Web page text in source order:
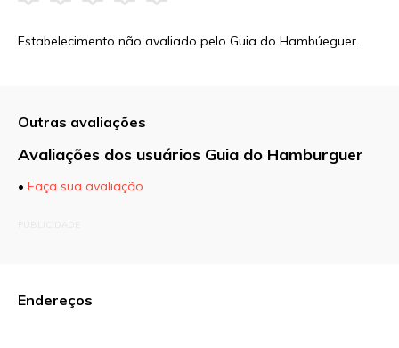
Estabelecimento não avaliado pelo Guia do Hambúeguer.
Outras avaliações
Avaliações dos usuários Guia do Hamburguer
• Faça sua avaliação
Endereços